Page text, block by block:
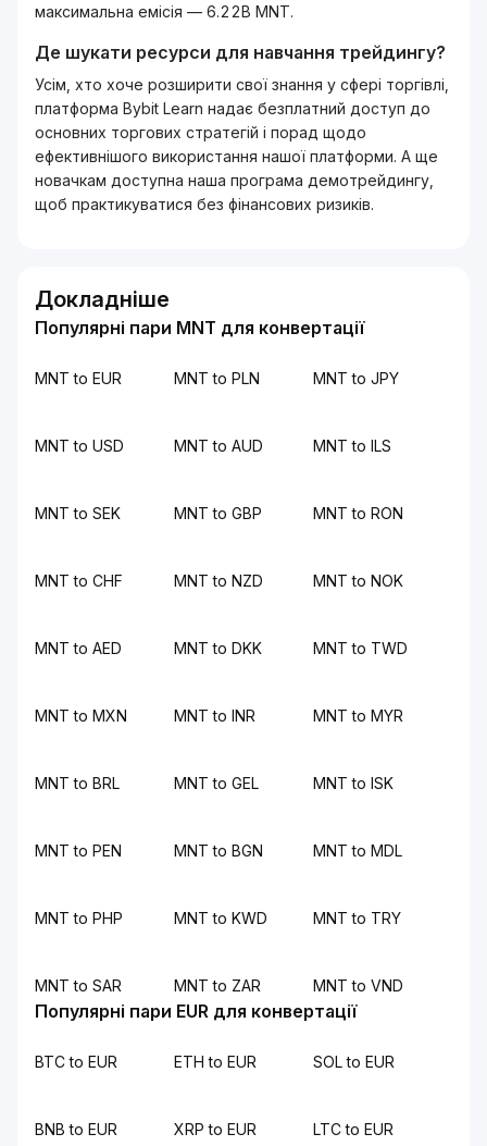
максимальна емісія — 6.22B MNT.
Де шукати ресурси для навчання трейдингу?
Усім, хто хоче розширити свої знання у сфері торгівлі,
платформа Bybit Learn надає безплатний доступ до
основних торгових стратегій і порад щодо
ефективнішого використання нашої платформи. А ще
новачкам доступна наша програма демотрейдингу,
щоб практикуватися без фінансових ризиків.
Докладніше
Популярні пари MNT для конвертації
MNT to EUR MNT to PLN MNT to JPY
MNT to USD MNT to AUD MNT to ILS
MNT to SEK MNT to GBP MNT to RON
MNT to CHF MNT to NZD MNT to NOK
MNT to AED MNT to DKK MNT to TWD
MNT to MXN MNT to INR MNT to MYR
MNT to BRL MNT to GEL MNT to ISK
MNT to PEN MNT to BGN MNT to MDL
MNT to PHP MNT to KWD MNT to TRY
MNT to SAR MNT to ZAR MNT to VND
Популярні пари EUR для конвертації
BTC to EUR ETH to EUR SOL to EUR
BNB to EUR XRP to EUR LTC to EUR